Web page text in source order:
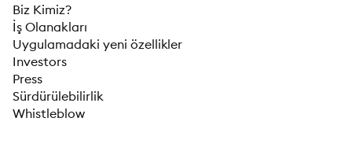
Biz Kimiz?
İş Olanakları
Uygulamadaki yeni özellikler
Investors
Press
Sürdürülebilirlik
Whistleblow